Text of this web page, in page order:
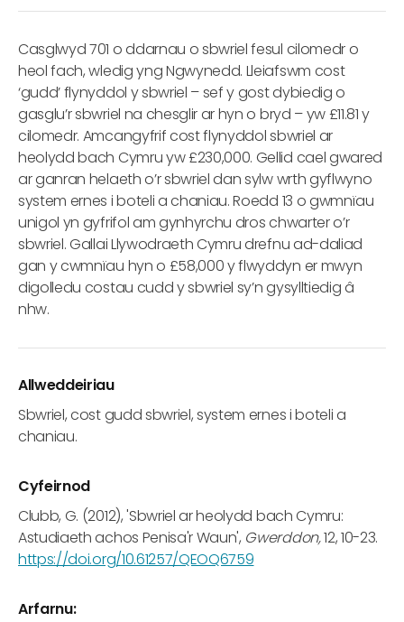
Casglwyd 701 o ddarnau o sbwriel fesul cilomedr o
heol fach, wledig yng Ngwynedd. Lleiafswm cost
‘gudd’ flynyddol y sbwriel – sef y gost dybiedig o
gasglu’r sbwriel na chesglir ar hyn o bryd – yw £11.81 y
cilomedr. Amcangyfrif cost flynyddol sbwriel ar
heolydd bach Cymru yw £230,000. Gellid cael gwared
ar ganran helaeth o’r sbwriel dan sylw wrth gyflwyno
system ernes i boteli a chaniau. Roedd 13 o gwmnïau
unigol yn gyfrifol am gynhyrchu dros chwarter o’r
sbwriel. Gallai Llywodraeth Cymru drefnu ad-daliad
gan y cwmnïau hyn o £58,000 y flwyddyn er mwyn
digolledu costau cudd y sbwriel sy’n gysylltiedig â
nhw.
Allweddeiriau
Sbwriel, cost gudd sbwriel, system ernes i boteli a
chaniau.
Cyfeirnod
Clubb, G. (2012), 'Sbwriel ar heolydd bach Cymru:
Astudiaeth achos Penisa'r Waun', Gwerddon,12, 10-23.
https://doi.org/10.61257/QEOQ6759
Arfarnu: